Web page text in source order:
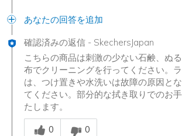
あなたの回答を追加
確認済みの返信 - SkechersJapan
こちらの商品は刺激の少ない石鹸、ぬ
布でクリーニングを行ってください。
は、つけ置きや水洗いは故障の原因と
てください。部分的な拭き取りでのお
たします。
Was this answer helpful to you
0
0